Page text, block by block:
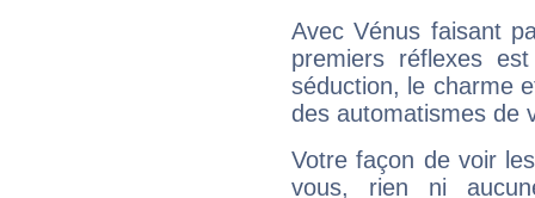
Avec Vénus faisant
premiers réflexes
séduction, le charme
des automatismes de
Votre façon de voir
vous, rien ni